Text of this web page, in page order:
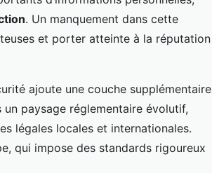
. Un manquement dans cette
et porter atteinte à la réputation
ajoute une couche supplémentaire
paysage réglementaire évolutif,
légales locales et internationales.
qui impose des standards rigoureux